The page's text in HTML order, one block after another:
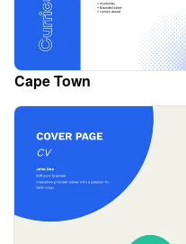
Cape Town